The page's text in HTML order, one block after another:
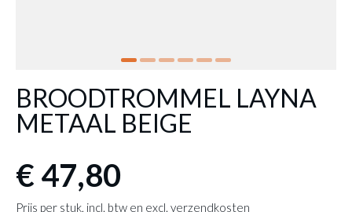
BROODTROMMEL LAYNA
METAAL BEIGE
€ 47,80
Prijs per stuk, incl. btw en excl. verzendkosten